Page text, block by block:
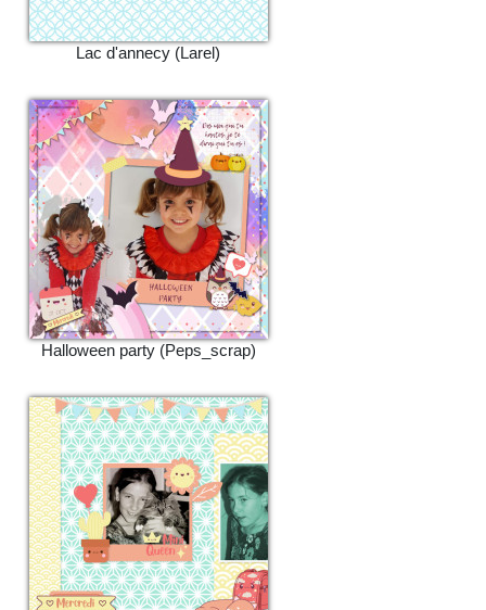
Lac d'annecy (Larel)
Halloween party (Peps_scrap)